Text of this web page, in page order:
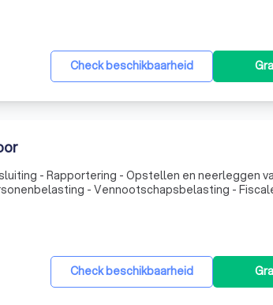
Check beschikbaarheid
Check beschikbaarheid